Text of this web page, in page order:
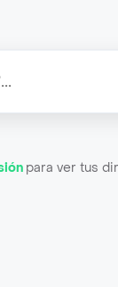
para ver tus